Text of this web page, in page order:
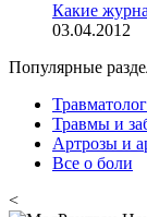
Какие
03.04.2012
Популярные
Травмы и
Артрозы и
Все о боли
<